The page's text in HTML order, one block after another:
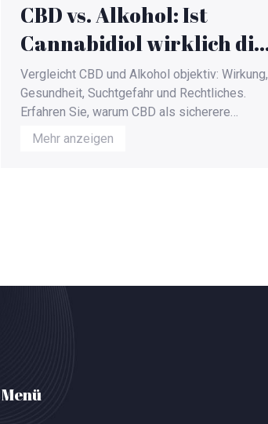
CBD vs. Alkohol: Ist
Cannabidiol wirklich die
bessere Alternative?
Vergleicht CBD und Alkohol objektiv: Wirkung,
Gesundheit, Suchtgefahr und Rechtliches.
Erfahren Sie, warum CBD als sicherere
Alternative für Entspannung und Schlaf gilt.
Mehr anzeigen
Menü